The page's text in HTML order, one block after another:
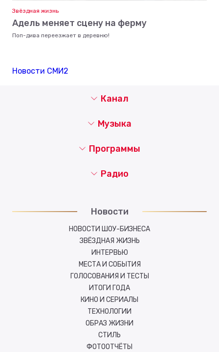
Звёздная жизнь
Адель меняет сцену на ферму
Поп-дива переезжает в деревню!
Новости СМИ2
Канал
Музыка
Новости
НОВОСТИ ШОУ-БИЗНЕСА
ЗВЁЗДНАЯ ЖИЗНЬ
ИНТЕРВЬЮ
МЕСТА И СОБЫТИЯ
ГОЛОСОВАНИЯ И ТЕСТЫ
ИТОГИ ГОДА
КИНО И СЕРИАЛЫ
ТЕХНОЛОГИИ
ОБРАЗ ЖИЗНИ
СТИЛЬ
ФОТООТЧЁТЫ
Программы
Радио